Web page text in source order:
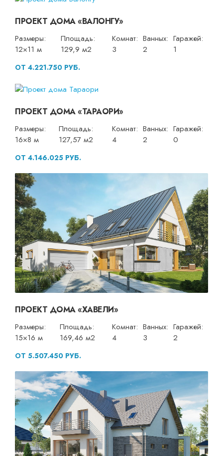
ПРОЕКТ ДОМА «ВАЛОНГУ»
Размеры:
12×11 м
Площадь:
129,9 м2
Комнат:
3
Ванных:
2
Гаражей:
1
ОТ 4.221.750 РУБ.
ПРОЕКТ ДОМА «ТАРАОРИ»
Размеры:
16×8 м
Площадь:
127,57 м2
Комнат:
4
Ванных:
2
Гаражей:
0
ОТ 4.146.025 РУБ.
ПРОЕКТ ДОМА «ХАВЕЛИ»
Размеры:
15×16 м
Площадь:
169,46 м2
Комнат:
4
Ванных:
3
Гаражей:
2
ОТ 5.507.450 РУБ.